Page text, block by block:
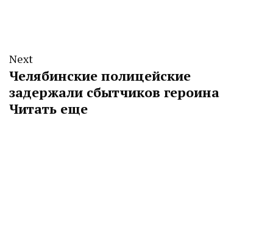
Next
Челябинские полицейские
задержали сбытчиков героина
Читать еще